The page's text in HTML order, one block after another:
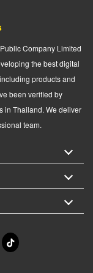
Company Limited
the best digital
products and
been verified by
in Thailand. We deliver
team.